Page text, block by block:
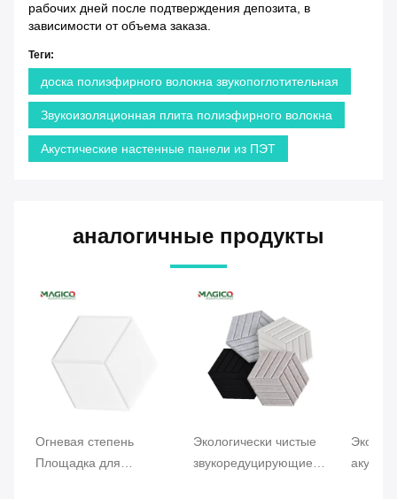
рабочих дней после подтверждения депозита, в
зависимости от объема заказа.
Теги:
доска полиэфирного волокна звукопоглотительная
Звукоизоляционная плита полиэфирного волокна
Акустические настенные панели из ПЭТ
аналогичные продукты
Огневая степень
Площадка для
Экологически чистые
звукоредуцирующие